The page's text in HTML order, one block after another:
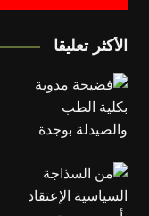
الأكثر تعليقا